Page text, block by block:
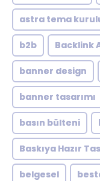
astra tema
b2b Backlink
banner design
banner tasarımı
basın bülteni
Baskıya Hazır
belgesel